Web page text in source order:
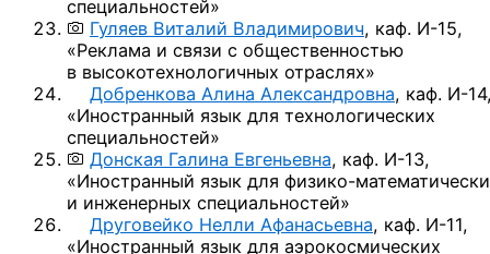
специальностей»
Гуляев Виталий Владимирович, каф. И-15,
«Реклама и связи с общественностью
в высокотехнологичных отраслях»
Добренкова Алина Александровна, каф. И-
«Иностранный язык для технологических
специальностей»
Донская Галина Евгеньевна, каф. И-13,
«Иностранный язык для физико-
и инженерных специальностей»
Друговейко Нелли Афанасьевна, каф. И-11,
«Иностранный язык для аэрокосмических